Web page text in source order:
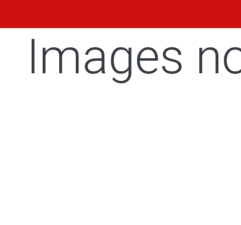
Images